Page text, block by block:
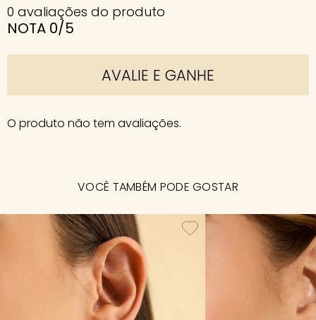
0 avaliações do produto
NOTA 0/5
AVALIE E GANHE
O produto não tem avaliações.
VOCÊ TAMBÉM PODE GOSTAR